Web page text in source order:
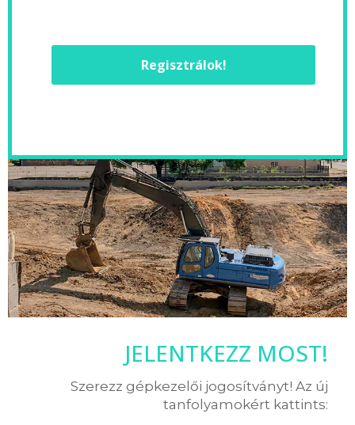
Regisztrálok!
JELENTKEZZ MOST!
Szerezz gépkezelői jogosítványt! Az új
tanfolyamokért kattints: